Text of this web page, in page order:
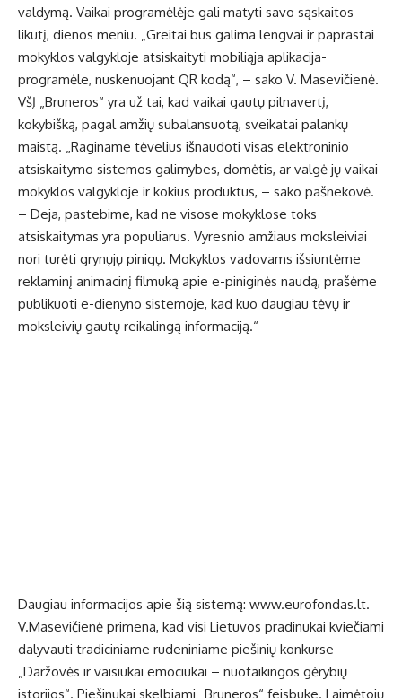
valdymą. Vaikai programėlėje gali matyti savo sąskaitos
likutį, dienos meniu. „Greitai bus galima lengvai ir paprastai
mokyklos valgykloje atsiskaityti mobiliąja aplikacija-
programėle, nuskenuojant QR kodą“, – sako V. Masevičienė.
VšĮ „Bruneros“ yra už tai, kad vaikai gautų pilnavertį,
kokybišką, pagal amžių subalansuotą, sveikatai palankų
maistą. „Raginame tėvelius išnaudoti visas elektroninio
atsiskaitymo sistemos galimybes, domėtis, ar valgė jų vaikai
mokyklos valgykloje ir kokius produktus, – sako pašnekovė.
– Deja, pastebime, kad ne visose mokyklose toks
atsiskaitymas yra populiarus. Vyresnio amžiaus moksleiviai
nori turėti grynųjų pinigų. Mokyklos vadovams išsiuntėme
reklaminį animacinį filmuką apie e-piniginės naudą, prašėme
publikuoti e-dienyno sistemoje, kad kuo daugiau tėvų ir
moksleivių gautų reikalingą informaciją.“
Daugiau informacijos apie šią sistemą: www.eurofondas.lt.
V.Masevičienė primena, kad visi Lietuvos pradinukai kviečiami
dalyvauti tradiciniame rudeniniame piešinių konkurse
„Daržovės ir vaisiukai emociukai – nuotaikingos gėrybių
istorijos“. Piešinukai skelbiami „Bruneros“ feisbuke. Laimėtojų